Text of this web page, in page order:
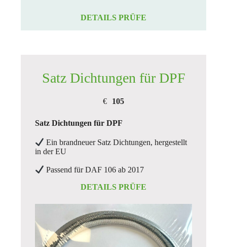
DETAILS PRÜFE
Satz Dichtungen für DPF
105
€
Satz Dichtungen für DPF
Ein brandneuer Satz Dichtungen, hergestellt
in der EU
Passend für DAF 106 ab 2017
DETAILS PRÜFE